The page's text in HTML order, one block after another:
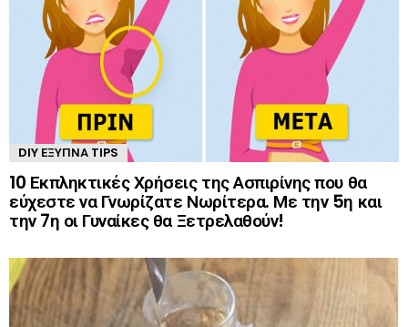
DIY ΈΞΥΠΝΑ TIPS
10 Εκπληκτικές Χρήσεις της Ασπιρίνης που θα
εύχεστε να Γνωρίζατε Νωρίτερα. Με την 5η και
την 7η οι Γυναίκες θα Ξετρελαθούν!